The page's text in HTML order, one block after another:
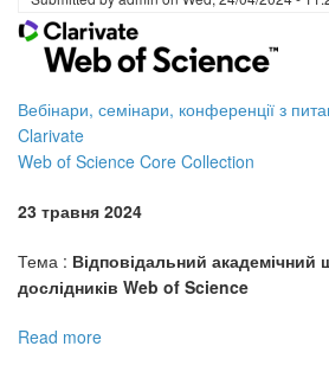
травень
2024
Вебінари, семінари, конференції з
Clarivate
Web of Science Core Collection
23 травня 2024
Тема : Відповідальний академічний
дослідників Web of Science
Read more